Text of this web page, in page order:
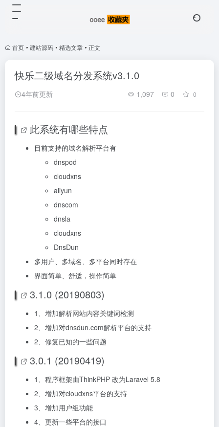
首页 • 建站源码 • 精选文章 • 正文
快乐二级域名分发系统v3.1.0
4年前更新 1,097 0 0
此系统有哪些特点
目前支持的域名解析平台有
dnspod
cloudxns
aliyun
dnscom
dnsla
cloudxns
DnsDun
多用户、多域名、多平台同时存在
界面简单、舒适，操作简单
3.1.0 (20190803)
1、增加解析网站内容关键词检测
2、增加对dnsdun.com解析平台的支持
2、修复已知的一些问题
3.0.1 (20190419)
1、程序框架由ThinkPHP 改为Laravel 5.8
2、增加对cloudxns平台的支持
3、增加用户组功能
4、更新一些平台的接口